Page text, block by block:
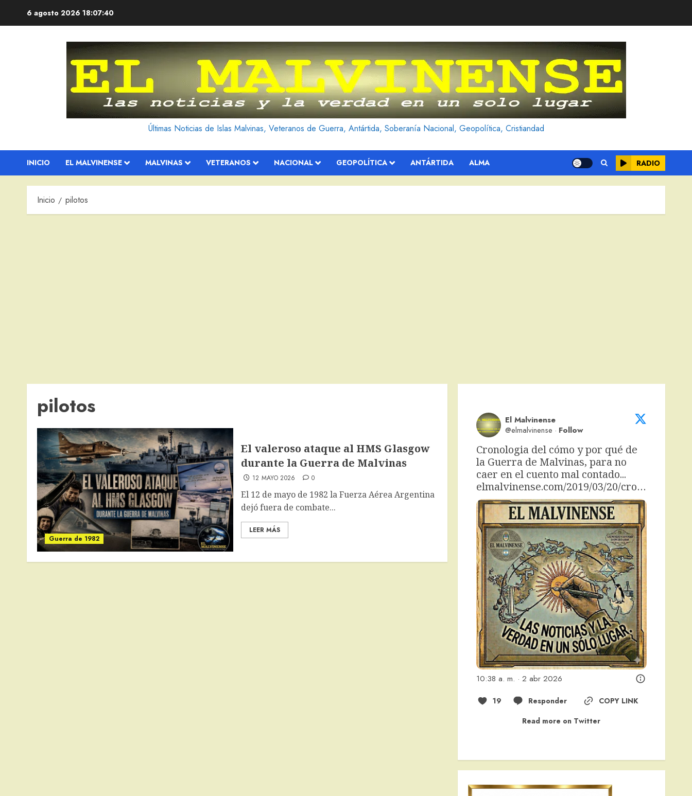
6 agosto 2026 18:07:40
Últimas Noticias de Islas Malvinas, Veteranos de Guerra, Antártida, Soberanía Nacional, Geopolítica, Cristiandad
INICIO EL MALVINENSE MALVINAS VETERANOS NACIONAL GEOPOLÍTICA ANTÁRTIDA ALMA RADIO
Inicio pilotos
pilotos
Guerra de 1982
El valeroso ataque al HMS Glasgow
durante la Guerra de Malvinas
12 MAYO 2026 0
El 12 de mayo de 1982 la Fuerza Aérea Argentina
dejó fuera de combate...
LEER MÁS
El Malvinense
@elmalvinense · Follow
Cronologia del cómo y por qué de
la Guerra de Malvinas, para no
elmalvinense.com/2019/03/20/cro…
10:38 a. m. · 2 abr 2026
19 Responder
COPY LINK
Read more on Twitter